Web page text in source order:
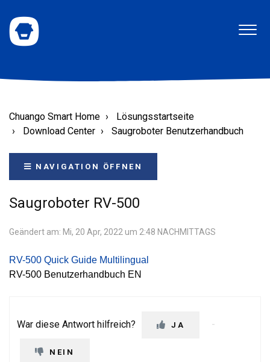
Chuango Smart Home
Lösungsstartseite
Download Center
Saugroboter Benutzerhandbuch
NAVIGATION ÖFFNEN
Saugroboter RV-500
Geändert am: Mi, 20 Apr, 2022 um 2:48 NACHMITTAGS
RV-500 Quick Guide Multilingual
RV-500 Benutzerhandbuch EN
War diese Antwort hilfreich? JA
NEIN